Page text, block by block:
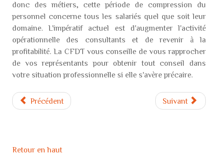
donc des métiers, cette période de compression du
personnel concerne tous les salariés quel que soit leur
domaine. L'impératif actuel est d'augmenter l'activité
opérationnelle des consultants et de revenir à la
profitabilité. La CFDT vous conseille de vous rapprocher
de vos représentants pour obtenir tout conseil dans
votre situation professionnelle si elle s'avère précaire.
Précédent Suivant
Retour en haut